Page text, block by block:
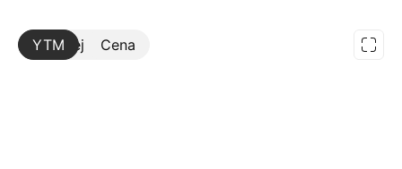
YTM Cena
Więcej